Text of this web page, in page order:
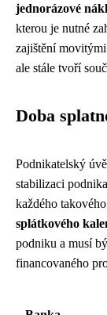
jednorázové
kterou je nutné
zajištění
ale stále tvoří
Doba
Podnikatelský
stabilizaci
každého
splátkového
podniku a musí
financovaného